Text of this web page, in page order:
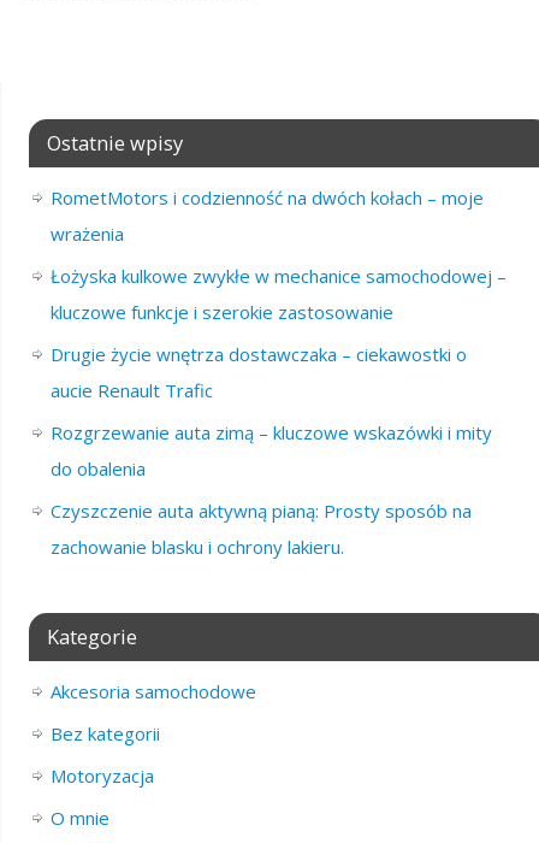
Ostatnie wpisy
RometMotors i codzienność na dwóch kołach – moje
wrażenia
Łożyska kulkowe zwykłe w mechanice samochodowej –
kluczowe funkcje i szerokie zastosowanie
Drugie życie wnętrza dostawczaka – ciekawostki o
aucie Renault Trafic
Rozgrzewanie auta zimą – kluczowe wskazówki i mity
do obalenia
Czyszczenie auta aktywną pianą: Prosty sposób na
zachowanie blasku i ochrony lakieru.
Kategorie
Akcesoria samochodowe
Bez kategorii
Motoryzacja
O mnie